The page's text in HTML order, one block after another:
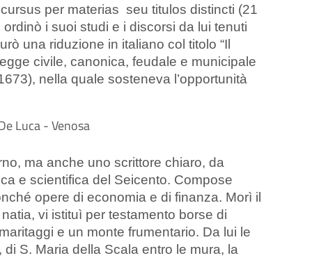
per materias seu titulos distincti (21
i suoi studi e i discorsi da lui tenuti
una riduzione in italiano col titolo “Il
civile, canonica, feudale e municipale
nella quale sosteneva l’opportunità
ma anche uno scrittore chiaro, da
e scientifica del Seicento. Compose
opere di economia e di finanza. Morì il
vi istituì per testamento borse di
e un monte frumentario. Da lui le
S. Maria della Scala entro le mura, la